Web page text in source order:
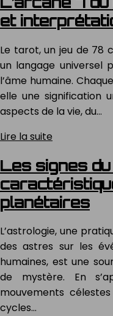
et
Le tarot, un jeu de 78
un langage universel
l’âme humaine.
elle une signification
aspects de la vie, du…
Lire la suite
Les signes du
planétaires
L’astrologie, une
des astres sur les
humaines, est une
de mystère. En
mouvements
cycles…